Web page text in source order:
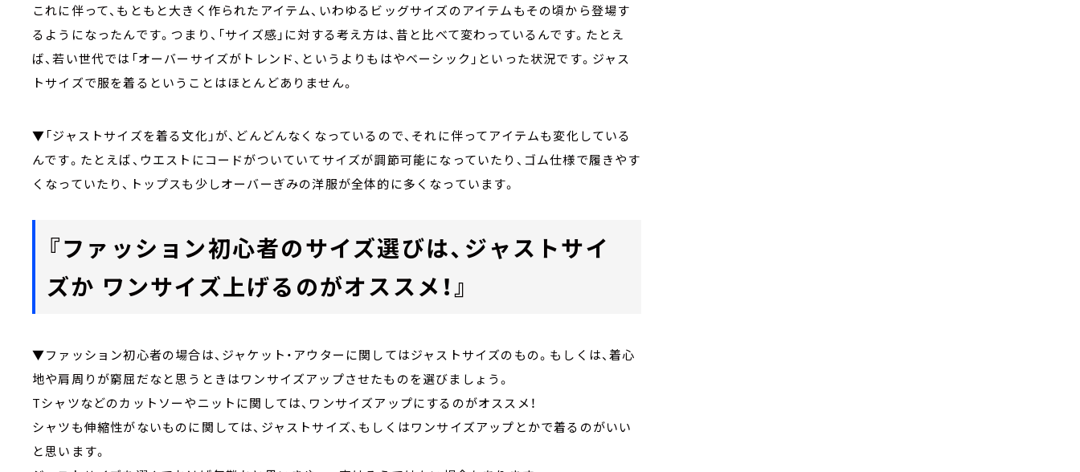
これに伴って、もともと大きく作られたアイテム、いわゆるビッグサイズのアイテムもその頃から登場す
るようになったんです。つまり、「サイズ感」に対する考え方は、昔と比べて変わっているんです。たとえ
ば、若い世代では「オーバーサイズがトレンド、というよりもはやベーシック」といった状況です。ジャス
トサイズで服を着るということはほとんどありません。
▼「ジャストサイズを着る文化」が、どんどんなくなっているので、それに伴ってアイテムも変化している
んです。たとえば、ウエストにコードがついていてサイズが調節可能になっていたり、ゴム仕様で履きやす
くなっていたり、トップスも少しオーバーぎみの洋服が全体的に多くなっています。
『ファッション初心者のサイズ選びは、ジャストサイ
ズか ワンサイズ上げるのがオススメ！』
▼ファッション初心者の場合は、ジャケット・アウターに関してはジャストサイズのもの。もしくは、着心
地や肩周りが窮屈だなと思うときはワンサイズアップさせたものを選びましょう。
Tシャツなどのカットソーやニットに関しては、ワンサイズアップにするのがオススメ！
シャツも伸縮性がないものに関しては、ジャストサイズ、もしくはワンサイズアップとかで着るのがいい
と思います。